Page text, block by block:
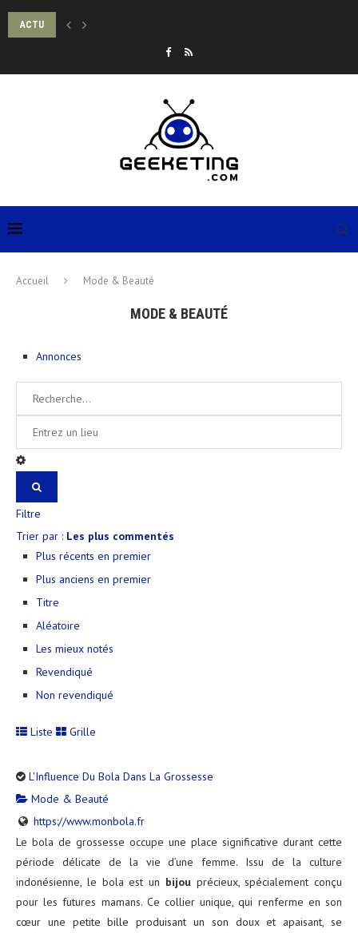
ACTU
LES MONNAIES NUMÉRIQUES DE BANQUE CENTRALE (MNBC) VONT-ELLES
Accueil Mode & Beauté
MODE & BEAUTÉ
Annonces
Filtre
Trier par : Les plus commentés
Plus récents en premier
Plus anciens en premier
Titre
Aléatoire
Les mieux notés
Revendiqué
Non revendiqué
Liste Grille
L'Influence Du Bola Dans La Grossesse
Mode & Beauté
https://www.monbola.fr
Le bola de grossesse occupe une place significative durant cette
période délicate de la vie d’une femme. Issu de la culture
indonésienne, le bola est un bijouprécieux, spécialement conçu
pour les futures mamans. Ce collier unique, qui renferme en son
cœur une petite bille produisant un son doux et apaisant, se